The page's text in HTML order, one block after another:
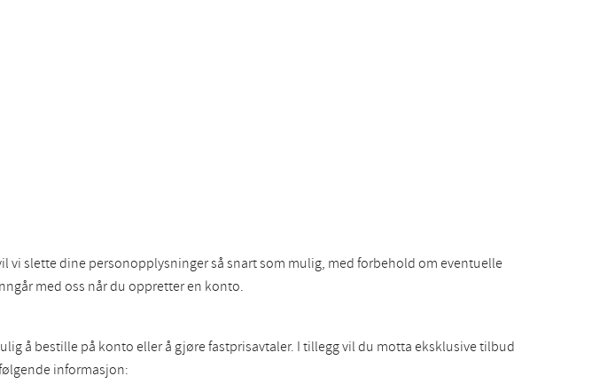
slette dine personopplysninger så snart som mulig, med forbehold om eventuelle
med oss når du oppretter en konto.
å bestille på konto eller å gjøre fastprisavtaler. I tillegg vil du motta eksklusive tilbud
informasjon: